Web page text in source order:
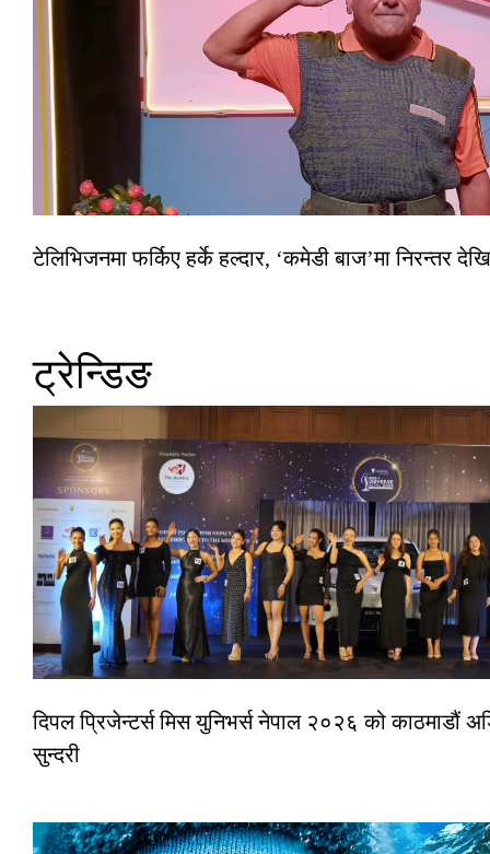
टेलिभिजनमा फर्किए हर्के हल्दार, ‘कमेडी बाज’मा निरन्तर
ट्रेन्डिङ
दिपल प्रिजेन्टर्स मिस युनिभर्स नेपाल २०२६ को काठमाडौं
सुन्दरी